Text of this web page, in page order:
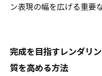
ン表現の幅を広げる重要
完成を目指すレンダリ
質を高める方法